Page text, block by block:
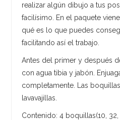
realizar algún dibujo a tus
facilísimo. En el paquete
qué es lo que puedes
facilitando así el trabajo.
Antes del primer y después
con agua tibia y jabón.
completamente. Las
lavavajillas.
Contenido: 4 boquillas(10, 32,